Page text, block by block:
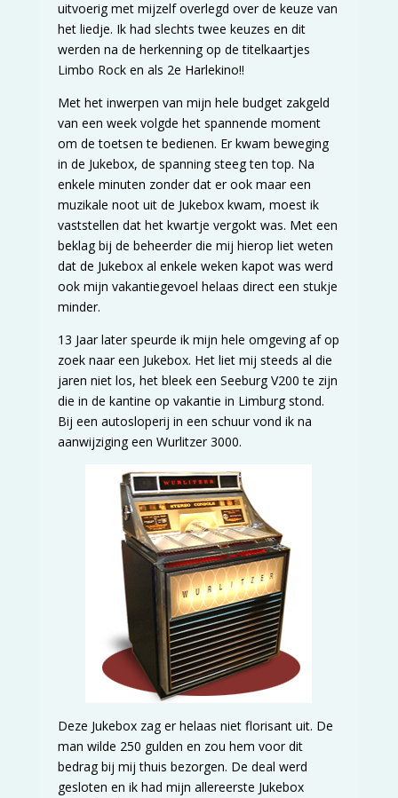
uitvoerig met mijzelf overlegd over de keuze van
het liedje. Ik had slechts twee keuzes en dit
werden na de herkenning op de titelkaartjes
Limbo Rock en als 2e Harlekino!!
Met het inwerpen van mijn hele budget zakgeld
van een week volgde het spannende moment
om de toetsen te bedienen. Er kwam beweging
in de Jukebox, de spanning steeg ten top. Na
enkele minuten zonder dat er ook maar een
muzikale noot uit de Jukebox kwam, moest ik
vaststellen dat het kwartje vergokt was. Met een
beklag bij de beheerder die mij hierop liet weten
dat de Jukebox al enkele weken kapot was werd
ook mijn vakantiegevoel helaas direct een stukje
minder.
13 Jaar later speurde ik mijn hele omgeving af op
zoek naar een Jukebox. Het liet mij steeds al die
jaren niet los, het bleek een Seeburg V200 te zijn
die in de kantine op vakantie in Limburg stond.
Bij een autosloperij in een schuur vond ik na
aanwijziging een Wurlitzer 3000.
Deze Jukebox zag er helaas niet florisant uit. De
man wilde 250 gulden en zou hem voor dit
bedrag bij mij thuis bezorgen. De deal werd
gesloten en ik had mijn allereerste Jukebox